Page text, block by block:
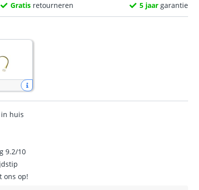
Gratis retourneren 5 jaargarantie
in huis
9.2/10
ons op!